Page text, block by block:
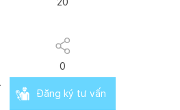
20
0
Đăng ký tư vấn